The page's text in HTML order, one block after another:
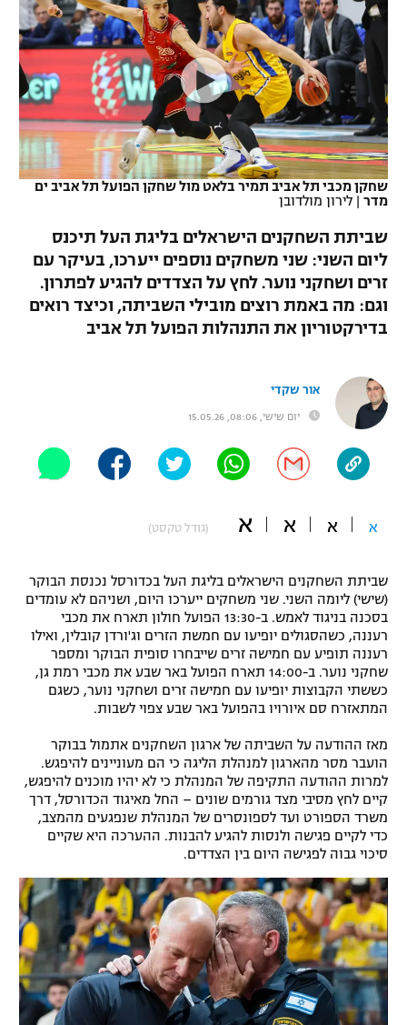
VOD
רץ ברשת
תוצאות
לוח שידורים
ברחבה
"מחצית בשכונה" – פודקאסט
תקנון עבור פעילות אלקטרה
תקנון עבור פעילות ספורט 1 – "מרלן"
גיימינג E-Sports
תנאי שימוש
מדיניות פרטיות
תקנון פעילות ספורט 1
רשיון להקרנה פומבית לבית עסק
הצטרפות לחבילת הערוצים
לוח דרושים – ג'ובנט
תגיות
המגזין
נבחרת ישראל
מכבי חיפה
בית"ר ירושלים
מכבי תל אביב
הפועל תל אביב
הפועל חיפה
הפועל באר שבע
מכבי נתניה
ליגה ספרדית
ליגה איטלקית
ליגה צרפתית
ליגה הולנדית
ליגה סינית
ליגה ברזילאית
כדורסל נשים
מכבי תל אביב
הפועל חולון
הפועל ירושלים
דני אבדיה
יורוליג
יורוקאפ
טניס
כדוריד
כדורעף
שחייה
אגרוף
ספורט אולימפי
היאבקות WWE
אופניים
כדורמים
פוטבול אמריקאי NFL
בייסבול MLB
ספורט אתגרי ואקסטרים
אומנויות לחימה
גיימינג E-Sports
שחקן מכבי תל אביב תמיר בלאט מול שחקן הפועל תל אביב ים
מדר | לירון מולדובן
שביתת השחקנים הישראלים בליגת העל תיכנס
ליום השני: שני משחקים נוספים ייערכו, בעיקר עם
זרים ושחקני נוער. לחץ על הצדדים להגיע לפתרון.
וגם: מה באמת רוצים מובילי השביתה, וכיצד רואים
בדירקטוריון את התנהלות הפועל תל אביב
אור שקדי
יום שישי, 08:06, 15.05.26
א א א א (גודל טקסט)
שביתת השחקנים הישראלים בליגת העל בכדורסל נכנסת הבוקר
(שישי) ליומה השני. שני משחקים ייערכו היום, ושניהם לא עומדים
בסכנה בניגוד לאמש. ב-13:30 הפועל חולון תארח את מכבי
רעננה, כשהסגולים יופיעו עם חמשת הזרים וג'ורדן קובלין, ואילו
רעננה תופיע עם חמישה זרים שייבחרו סופית הבוקר ומספר
שחקני נוער. ב-14:00 תארח הפועל באר שבע את מכבי רמת גן,
כששתי הקבוצות יופיעו עם חמישה זרים ושחקני נוער, כשגם
המתאזרח סם איורויו בהפועל באר שבע צפוי לשבות.
מאז ההודעה על השביתה של ארגון השחקנים אתמול בבוקר
הועבר מסר מהארגון למנהלת הליגה כי הם מעוניינים להיפגש.
למרות ההודעה התקיפה של המנהלת כי לא יהיו מוכנים להיפגש,
קיים לחץ מסיבי מצד גורמים שונים – החל מאיגוד הכדורסל, דרך
משרד הספורט ועד לספונסרים של המנהלת שנפגעים מהמצב,
כדי לקיים פגישה ולנסות להגיע להבנות. ההערכה היא שקיים
סיכוי גבוה לפגישה היום בין הצדדים.